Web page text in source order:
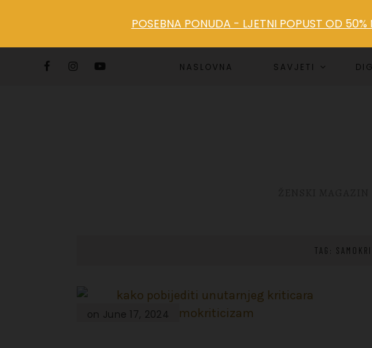
NASLOVNA SAVJETI
TAG:
on June 17, 2024
POSEBNA PONUDA - LJETNI POPUST OD